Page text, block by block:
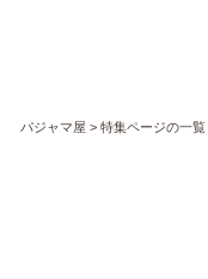
パジャマ屋 特集ページの一覧